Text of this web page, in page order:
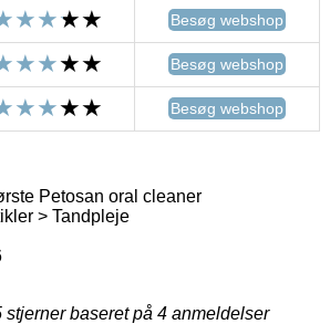
Besøg webshop
Besøg webshop
Besøg webshop
Petosan oral cleaner
> Tandpleje
stjerner baseret på 4 anmeldelser